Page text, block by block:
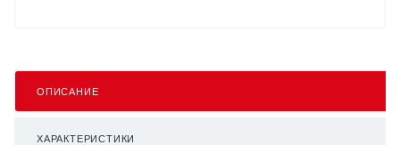
ОПИСАНИЕ
ХАРАКТЕРИСТИКИ